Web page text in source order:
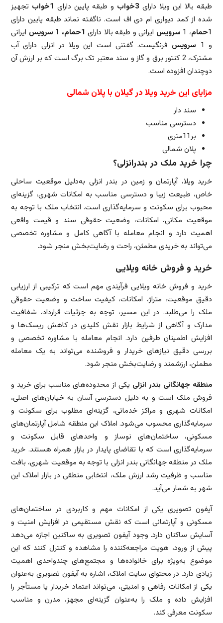
طبقه بالا این ویلا دارای 3خواب و طبقه پایین دارای 1خواب
تجهیز
شده از کمد دیواری ام دی اف است. ناگفته نماند طبقه پایین دارای
1حمام، 1 سرویس ایرانی و طبقه بالا دارای 1حمام، سرویس ایرانی
و 1
سرویس فرنگیست. گفتنی است این ویلا در انزلی دارای آب
مشترک، 2 کنتور برق و گاز و سند معتبر تک برگ است که بر ارزش آن
دوچندان افزوده است.
مزایای این خرید ویلا در گیلان با پلان شمالی
سند دار
دسترسی مناسب
بر11متری
پلان شمالی
چرا خرید ملک در بندرانزلی؟
خرید ویلا، آپارتمان و زمین در بندر انزلی به‌دلیل موقعیت ساحلی
خاص، طبیعت زیبا و دسترسی مناسب به امکانات شهری، گزینه‌ای
محبوب برای سکونت و سرمایه‌گذاری است. انتخاب ملک با توجه به
موقعیت مکانی، امکانات، وضعیت حقوقی سند و قیمت واقعی
اهمیت دارد و انجام معامله با آگاهی کامل و مشاوره تخصصی
می‌تواند به خریدی مطمئن، راحت و رضایت‌بخش منجر شود.
خرید و فروش خانه ویلایی
خرید و فروش خانه ویلایی فرآیندی مهم است که ترکیبی از ارزیابی
دقیق موقعیت، متراژ، امکانات، کیفیت ساخت و وضعیت حقوقی
ملک را می‌طلبد. در این مسیر، توجه به جزئیات قرارداد، شفافیت
مدارک و آگاهی از شرایط بازار نقش کلیدی در کاهش ریسک‌ها و
افزایش اطمینان طرفین دارد. انجام معامله با مشاوره تخصصی و
بررسی دقیق نیازهای خریدار و فروشنده می‌تواند به یک معامله
مطمئن، ارزشمند و رضایت‌بخش منجر شود.
منطقه جهانگانی بندر انزلی یکی از محدوده‌های مناسب برای خرید و
فروش ملک است و به دلیل دسترسی آسان به خیابان‌های اصلی،
امکانات شهری و مراکز خدماتی، گزینه‌ای مطلوب برای سکونت و
سرمایه‌گذاری محسوب می‌شود. املاک این منطقه شامل آپارتمان‌های
مسکونی، ساختمان‌های نوساز و واحدهای قابل سکونت و
سرمایه‌گذاری است که با تقاضای پایدار در بازار همراه هستند. خرید
ملک در منطقه جهانگانی بندر انزلی با توجه به موقعیت شهری، بافت
مناسب و ظرفیت رشد ارزش ملک، انتخابی منطقی در بازار املاک این
شهر به شمار می‌آید.
آیفون تصویری یکی از امکانات مهم و کاربردی در ساختمان‌های
مسکونی و آپارتمانی است که نقش مستقیمی در افزایش امنیت و
آسایش ساکنان دارد. وجود آیفون تصویری به ساکنین اجازه می‌دهد
پیش از ورود، هویت مراجعه‌کننده را مشاهده و کنترل کنند که این
موضوع به‌ویژه برای خانواده‌ها و مجتمع‌های چندواحدی اهمیت
زیادی دارد. در محتوای سایت املاک، اشاره به آیفون تصویری به‌عنوان
یکی از امکانات رفاهی و امنیتی، می‌تواند اعتماد خریدار یا مستأجر را
افزایش داده و ملک را به‌عنوان گزینه‌ای مجهز، مدرن و مناسب
سکونت معرفی کند.